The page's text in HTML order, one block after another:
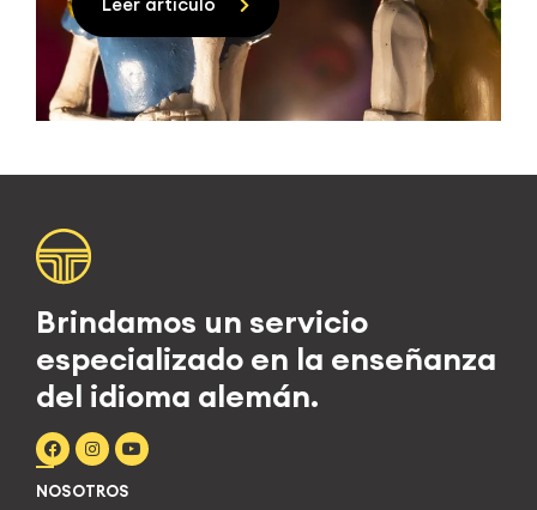
Brindamos un servicio
especializado en la enseñanza
del idioma alemán.
NOSOTROS